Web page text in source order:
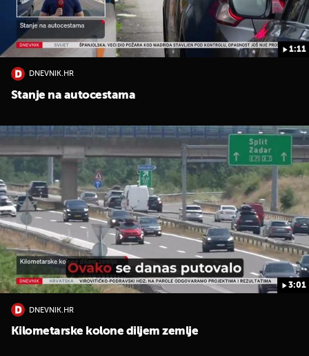
1:11
DNEVNIK.HR
Stanje na autocestama
3:01
DNEVNIK.HR
Kilometarske kolone diljem zemlje